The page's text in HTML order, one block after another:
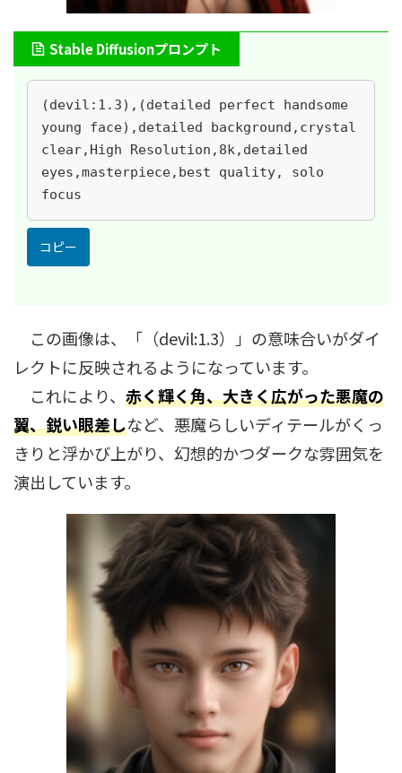
Stable Diffusionプロンプト
(devil:1.3),(detailed perfect handsome
young face),detailed background,crystal
clear,High Resolution,8k,detailed
eyes,masterpiece,best quality, solo
focus
コピー
この画像は、「（devil:1.3）」の意味合いがダイ
レクトに反映されるようになっています。
これにより、 赤く輝く角、大きく広がった悪魔の
翼、鋭い眼差しなど、悪魔らしいディテールがくっ
きりと浮かび上がり、幻想的かつダークな雰囲気を
演出しています。